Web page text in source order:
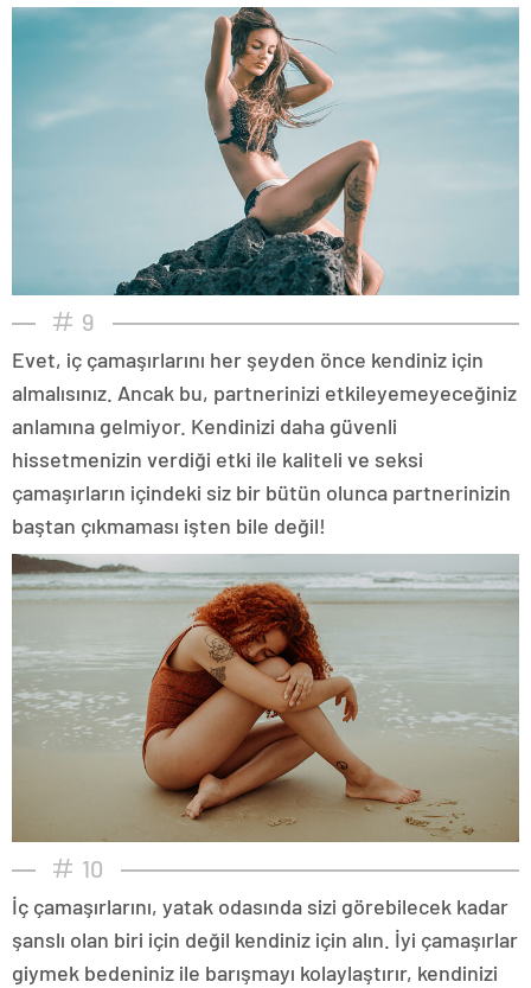
9
Evet, iç çamaşırlarını her şeyden önce kendiniz için
almalısınız. Ancak bu, partnerinizi etkileyemeyeceğiniz
anlamına gelmiyor. Kendinizi daha güvenli
hissetmenizin verdiği etki ile kaliteli ve seksi
çamaşırların içindeki siz bir bütün olunca partnerinizin
baştan çıkmaması işten bile değil!
10
İç çamaşırlarını, yatak odasında sizi görebilecek kadar
şanslı olan biri için değil kendiniz için alın. İyi çamaşırlar
giymek bedeniniz ile barışmayı kolaylaştırır, kendinizi